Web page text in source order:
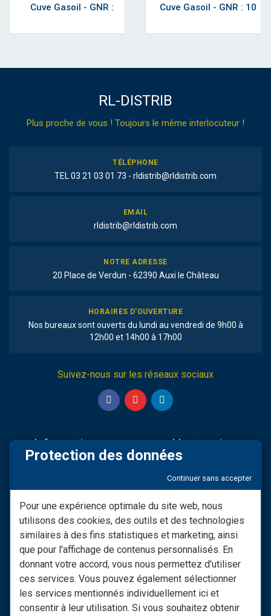
RL-DISTRIB
Plus proche de vous ! Toujours le même interlocuteur !
TÉLÉPHONE
TEL 03 21 03 01 73 - rldistrib@rldistrib.com
EMAIL
rldistrib@rldistrib.com
NOTRE ADRESSE
20 Place de Verdun - 62390 Auxi le Château
HORAIRES D'OUVERTURE
Nos bureaux sont ouverts du lundi au vendredi de 9h00 à
12h00 et 14h00 à 17h00
Suivez-nous sur les réseaux sociaux
Informations
Modifier consentement RGPD
Conditions générales de
vente
Les Moyens De Paiement
Nous Contacter
Retrouvez notre site spécial
L'entreprise
Qui Sommes-nous
Infos LIVRAISON
Besoin d'informations ?
Protection des données
Continuer sans accepter
Pour une expérience optimale du site web, nous
utilisons des cookies, des outils et des technologies
similaires à des fins statistiques et marketing, ainsi
que pour l'affichage de contenus personnalisés. En
donnant votre accord, vous nous permettez d'utiliser
ces services. Vous pouvez également sélectionner
les services mentionnés individuellement ici et
consentir à leur utilisation. Si vous souhaitez obtenir